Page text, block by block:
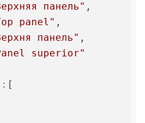
панель" ,
panel" ,
панель" ,
superior"
: [